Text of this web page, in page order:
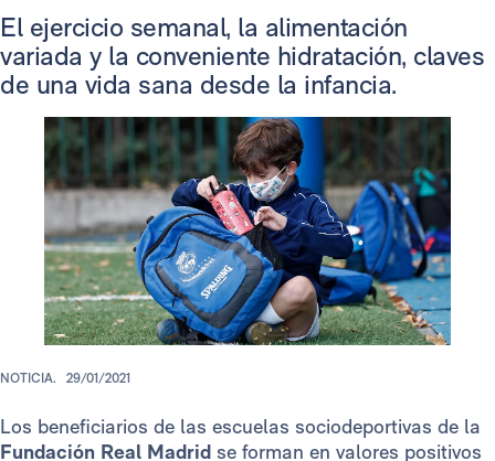
El ejercicio semanal, la alimentación
variada y la conveniente hidratación, claves
de una vida sana desde la infancia.
NOTICIA. 29/01/2021
Los beneficiarios de las escuelas sociodeportivas de la
Fundación Real Madrid se forman en valores positivos